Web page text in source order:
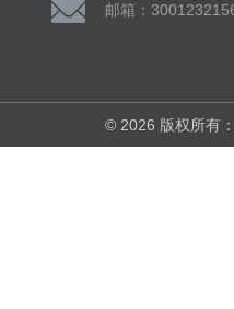
邮箱：
© 2026 版权所有